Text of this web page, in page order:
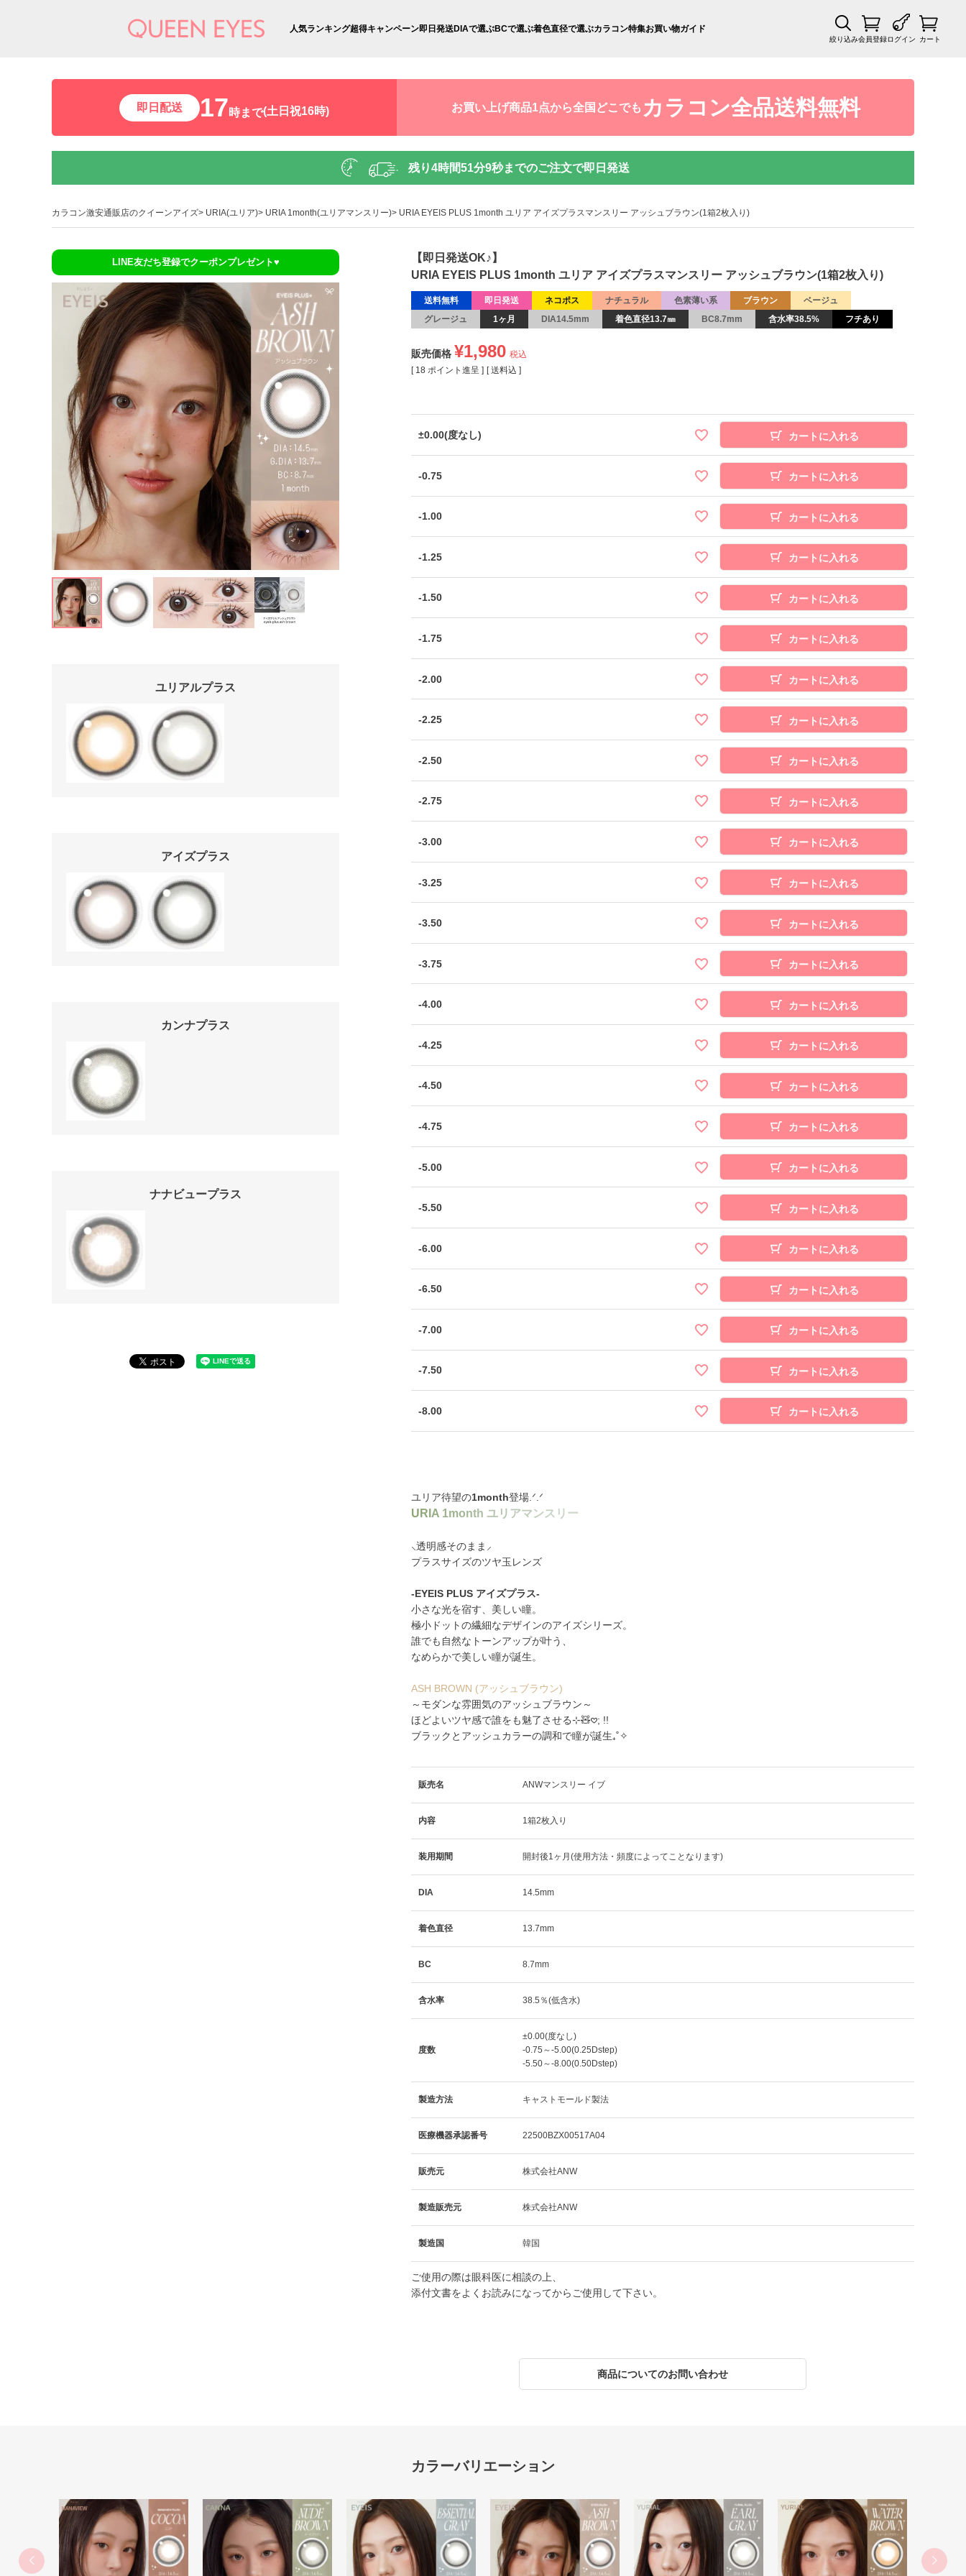
人気ランキング超得キャンペーン即日発送DIAで選ぶBCで選ぶ着色直径で選ぶカラコン特集お買い物ガイド
絞り込み会員登録ログイン カート
即日配送 17時まで(土日祝16時) お買い上げ商品1点から全国どこでも カラコン全品送料無料
残り4時間51分8秒までのご注文で即日発送
カラコン激安通販店のクイーンアイズ URIA(ユリア) URIA 1month(ユリアマンスリー) URIA EYEIS PLUS 1month ユリア アイズプラスマンスリー アッシュブラウン(1箱2枚入り)
LINE友だち登録でクーポンプレゼント♥
ユリアルプラス
アイズプラス
カンナプラス
ナナビュープラス
【即日発送OK♪】
URIA EYEIS PLUS 1month ユリア アイズプラスマンスリー アッシュブラウン(1箱2枚入り)
送料無料 即日発送 ネコポス ナチュラル 色素薄い系 ブラウン
ベージュ
グレージュ
1ヶ月 DIA14.5mm 着色直径13.7㎜ BC8.7mm 含水率38.5% フチあり
販売価格 ¥1,980 税込
[ 18 ポイント進呈 ] 送料込
±0.00(度なし) カートに入れる
-0.75 カートに入れる
-1.00 カートに入れる
-1.25 カートに入れる
-1.50 カートに入れる
-1.75 カートに入れる
-2.00 カートに入れる
-2.25 カートに入れる
-2.50 カートに入れる
-2.75 カートに入れる
-3.00 カートに入れる
-3.25 カートに入れる
-3.50 カートに入れる
-3.75 カートに入れる
-4.00 カートに入れる
-4.25 カートに入れる
-4.50 カートに入れる
-4.75 カートに入れる
-5.00 カートに入れる
-5.50 カートに入れる
-6.00 カートに入れる
-6.50 カートに入れる
-7.00 カートに入れる
-7.50 カートに入れる
-8.00 カートに入れる
ユリア待望の1month登場.ᐟ.ᐟ
U R A 1month ユリ アマン ス リ ー
⸜透明感そのまま⸝
プラスサイズのツヤ玉レンズ
-EYEIS PLUS アイズプラス-
小さな光を宿す、美しい瞳。
極小ドットの繊細なデザインのアイズシリーズ。
誰でも自然なトーンアップが叶う、
なめらかで美しい瞳が誕生。
ASH BROWN (アッシュブラウン)
～モダンな雰囲気のアッシュブラウン～
ほどよいツヤ感で誰をも魅了させる⊹🧸𖹭; !!
ブラックとアッシュカラーの調和で瞳が誕生₊˚✧
販売名 ANWマンスリー イブ
内容 1箱2枚入り
装用期間 開封後1ヶ月(使用方法・頻度によってことなります)
DIA 14.5mm
着色直径 13.7mm
BC 8.7mm
含水率 38.5％(低含水)
度数
±0.00(度なし)
-0.75～-5.00(0.25Dstep)
-5.50～-8.00(0.50Dstep)
製造方法 キャストモールド製法
医療機器承認番号 22500BZX00517A04
販売元 株式会社ANW
製造販売元 株式会社ANW
製造国 韓国
ご使用の際は眼科医に相談の上、
添付文書をよくお読みになってからご使用して下さい。
商品についてのお問い合わせ